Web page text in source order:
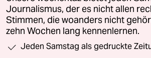
Journalismus, der es nicht allen
Stimmen, die woanders nicht
zehn Wochen lang kennenlernen.
Jeden Samstag als gedruckte